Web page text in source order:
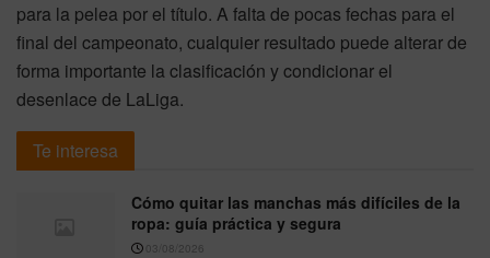
para la pelea por el título. A falta de pocas fechas para el
final del campeonato, cualquier resultado puede alterar de
forma importante la clasificación y condicionar el
desenlace de LaLiga.
Te interesa
Cómo quitar las manchas más difíciles de la
ropa: guía práctica y segura
03/08/2026